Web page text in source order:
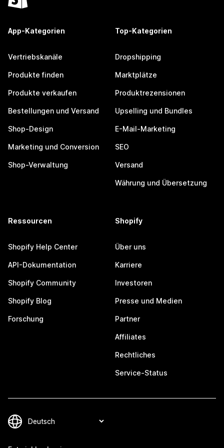
App-Kategorien
Vertriebskanäle
Produkte finden
Produkte verkaufen
Bestellungen und Versand
Shop-Design
Marketing und Conversion
Shop-Verwaltung
Top-Kategorien
Dropshipping
Marktplätze
Produktrezensionen
Upselling und Bundles
E-Mail-Marketing
SEO
Versand
Währung und Übersetzung
Ressourcen
Shopify Help Center
API-Dokumentation
Shopify Community
Shopify Blog
Forschung
Shopify
Über uns
Karriere
Investoren
Presse und Medien
Partner
Affiliates
Rechtliches
Service-Status